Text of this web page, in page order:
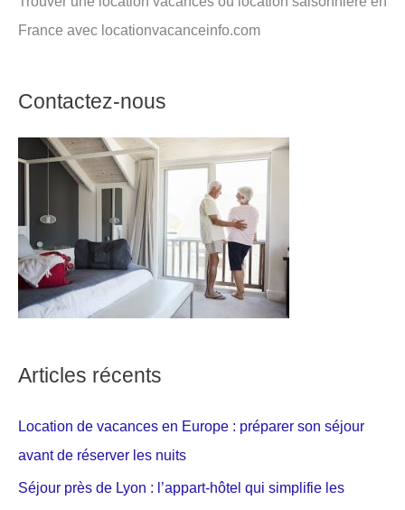
France avec locationvacanceinfo.com
Contactez-nous
Articles récents
Location de vacances en Europe : préparer son séjour
avant de réserver les nuits
Séjour près de Lyon : l’appart-hôtel qui simplifie les